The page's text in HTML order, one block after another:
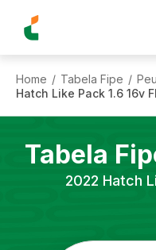
Home / Tabela Fipe /
Hatch Like Pack 1.6 16v
Tabela
2022 Hatch